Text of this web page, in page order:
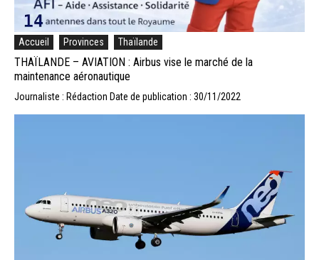
Accueil Provinces Thaïlande
THAÏLANDE – AVIATION : Airbus vise le marché de la
maintenance aéronautique
Journaliste : Rédaction Date de publication : 30/11/2022